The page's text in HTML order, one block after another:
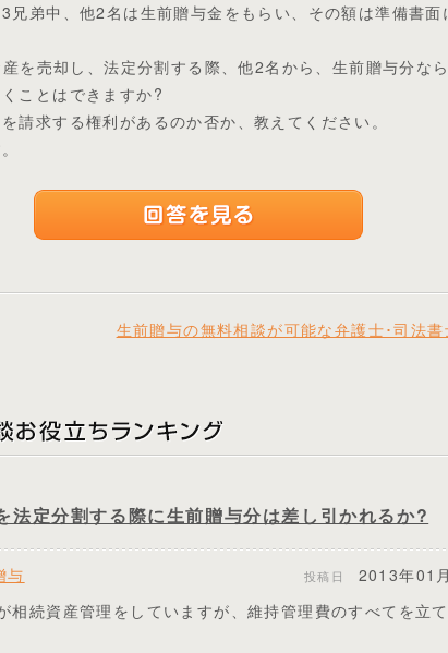
兄弟中、他2名は生前贈与金をもらい、その額は準備書面
を売却し、法定分割する際、他2名から、生前贈与分な
ことはできますか?
請求する権利があるのか否か、教えてください。
生前贈与の無料相談が可能な弁護士･司法書
法定分割する際に生前贈与分は差し引かれるか?
与 投稿日 2013年01
相続資産管理をしていますが、維持管理費のすべてを立